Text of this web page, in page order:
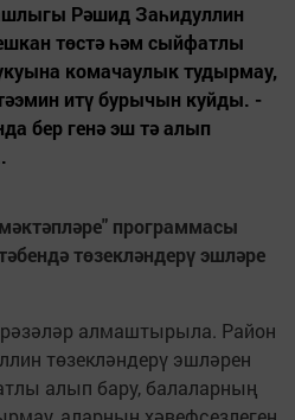
Рәшид Заһидуллин
төстә һәм сыйфатлы
комачаулык тудырмау,
итү бурычын куйды. -
бер генә эш тә алып
программасы
төзекләндерү эшләре
алмаштырыла. Район
төзекләндерү эшләрен
алып бару, балаларның